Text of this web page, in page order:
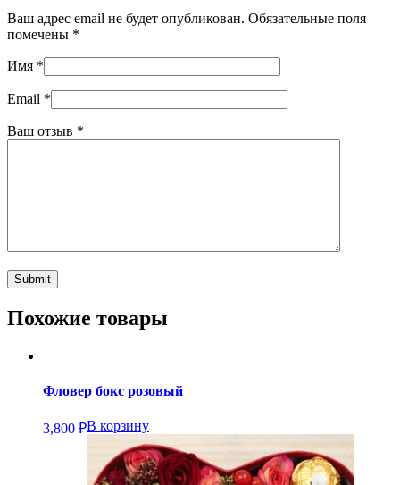
Ваш адрес email не будет опубликован. Обязательные поля
помечены *
Имя *
Email *
Ваш отзыв *
Похожие товары
Фловер бокс розовый
3,800 ₽В корзину